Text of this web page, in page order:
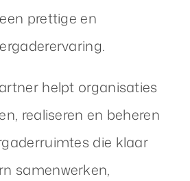
prettige en
helpt organisaties
realiseren en beheren
die klaar
samenwerken,